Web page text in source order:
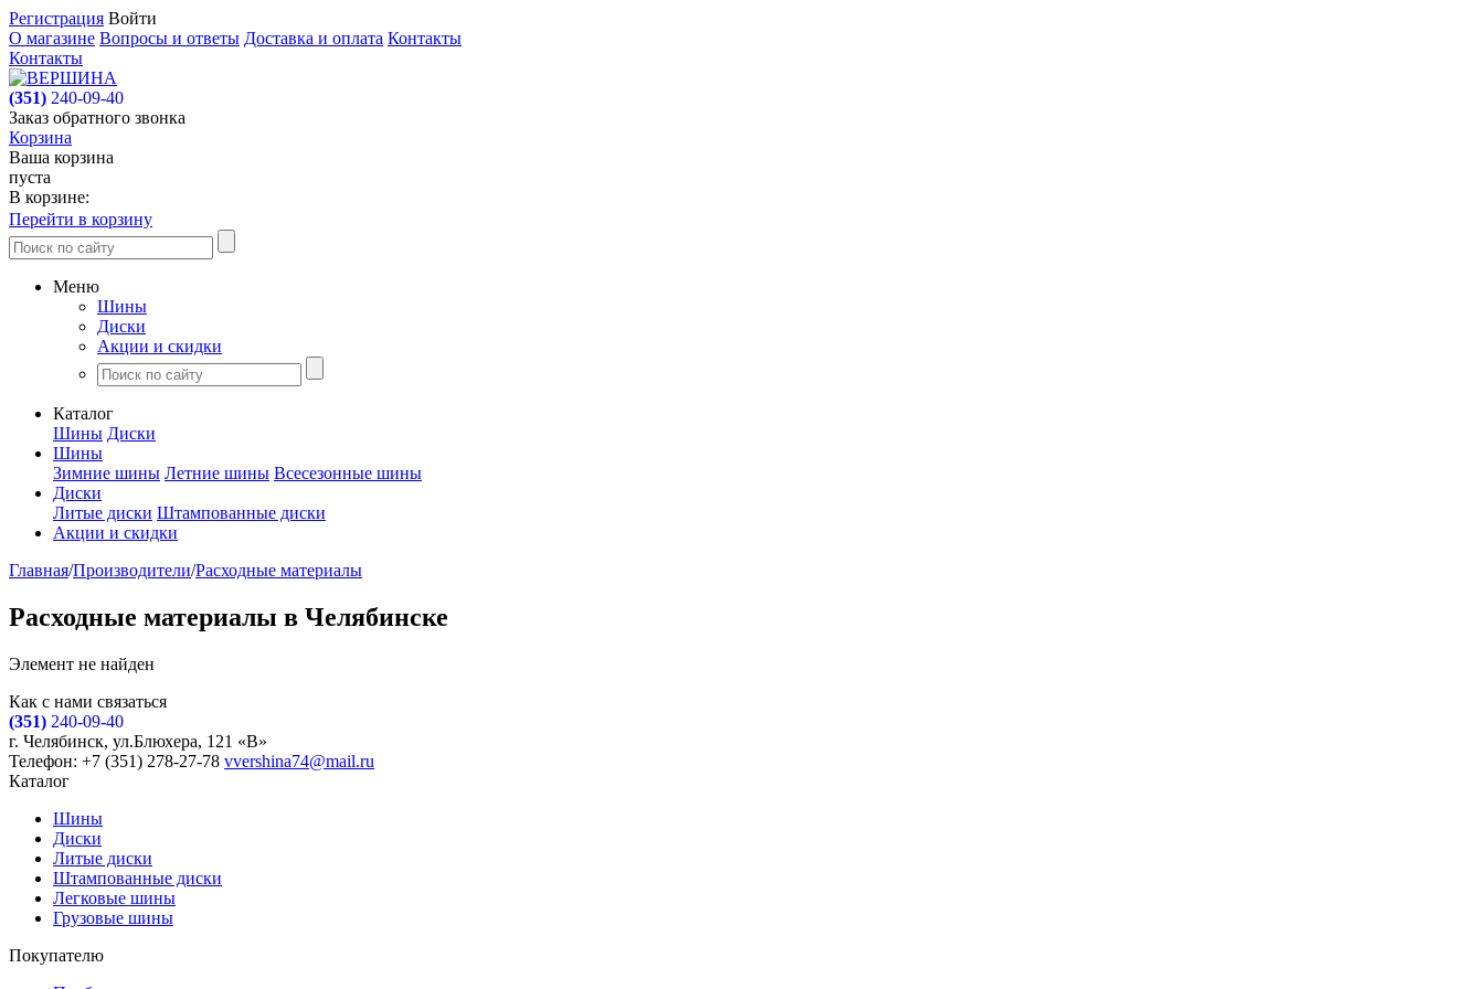
Регистрация Войти
О магазине Вопросы и ответы Доставка и оплата Контакты
Контакты
(351) 240-09-40
Заказ обратного звонка
Корзина
Ваша корзина
пуста
В корзине:
Перейти в корзину
Меню
Шины
Диски
Акции и скидки
Каталог
Шины Диски
Шины
Зимние шины Летние шины Всесезонные шины
Диски
Литые диски Штампованные диски
Акции и скидки
Главная/Производители/Расходные материалы
Расходные материалы в Челябинске
Элемент не найден
Как с нами связаться
(351) 240-09-40
г. Челябинск, ул.Блюхера, 121 «В»
Телефон: +7 (351) 278-27-78 vvershina74@mail.ru
Каталог
Шины
Диски
Литые диски
Штампованные диски
Легковые шины
Грузовые шины
Покупателю